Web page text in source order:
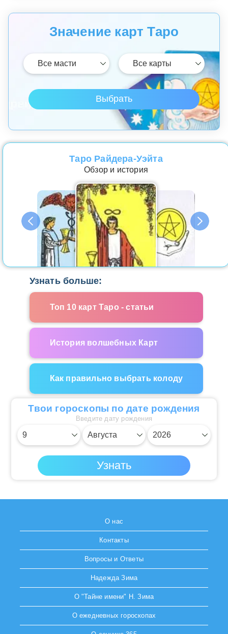
Значение карт Таро
Таро Райдера-Уэйта
Обзор и история
Узнать больше:
Топ 10 карт Таро - статьи
История волшебных Карт
Как правильно выбрать колоду
Твои гороскопы по дате рождения
Введите дату рождения
О нас
Контакты
Вопросы и Ответы
Надежда Зима
О "Тайне имени" Н. Зима
О ежедневных гороскопах